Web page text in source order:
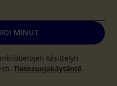
MINUT
käsittelyn
Tietosuojakäytäntö.